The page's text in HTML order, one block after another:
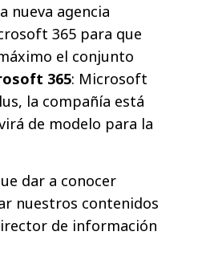
nueva agencia
365 para que
el conjunto
365: Microsoft
la compañía está
de modelo para la
dar a conocer
nuestros contenidos
de información